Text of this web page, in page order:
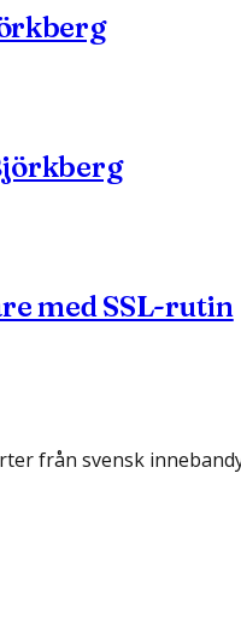
med SSL-rutin
från svensk